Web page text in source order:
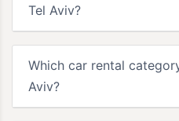
Tel Aviv?
Which car rental
Aviv?